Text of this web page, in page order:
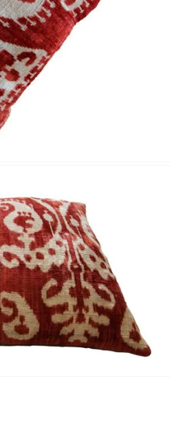
Nombre y apellido
Acuerdo RGPD*
Doy mi consentimiento para que esta web
que envío para que puedan responder a mi